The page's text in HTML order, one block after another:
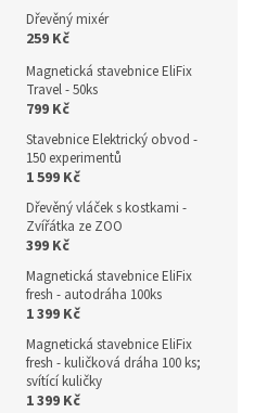
Dřevěný mixér
259 Kč
Magnetická stavebnice EliFix
Travel - 50ks
799 Kč
Stavebnice Elektrický obvod -
150 experimentů
1 599 Kč
Dřevěný vláček s kostkami -
Zvířátka ze ZOO
399 Kč
Magnetická stavebnice EliFix
fresh - autodráha 100ks
1 399 Kč
Magnetická stavebnice EliFix
fresh - kuličková dráha 100 ks;
svítící kuličky
1 399 Kč